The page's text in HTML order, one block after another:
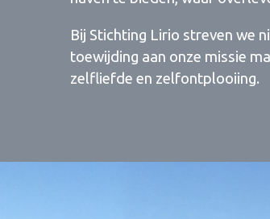
Bij Stichting Lirio streven we
toewijding aan onze missie
zelfliefde en zelfontplooiing.